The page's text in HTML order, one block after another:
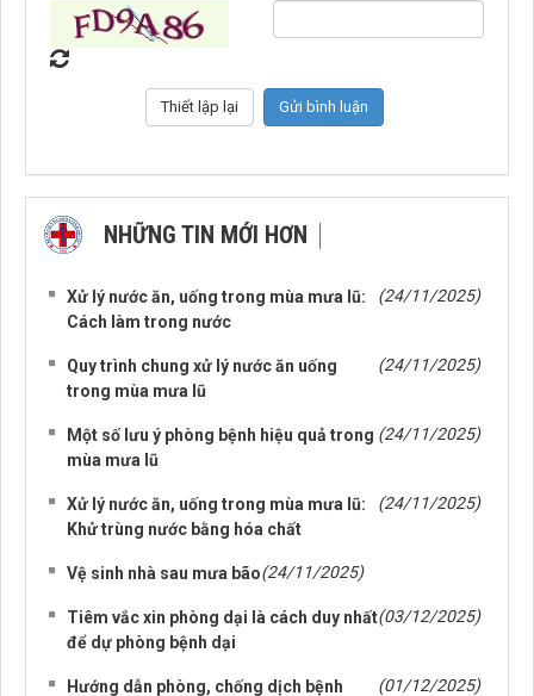
NHỮNG TIN MỚI HƠN
Xử lý nước ăn, uống trong mùa mưa lũ:
Cách làm trong nước
(24/11/2025)
Quy trình chung xử lý nước ăn uống
trong mùa mưa lũ
(24/11/2025)
Một số lưu ý phòng bệnh hiệu quả trong
mùa mưa lũ
(24/11/2025)
Xử lý nước ăn, uống trong mùa mưa lũ:
Khử trùng nước bằng hóa chất
(24/11/2025)
Vệ sinh nhà sau mưa bão(24/11/2025)
Tiêm vắc xin phòng dại là cách duy nhất
để dự phòng bệnh dại
(03/12/2025)
Hướng dẫn phòng, chống dịch bệnh
(01/12/2025)